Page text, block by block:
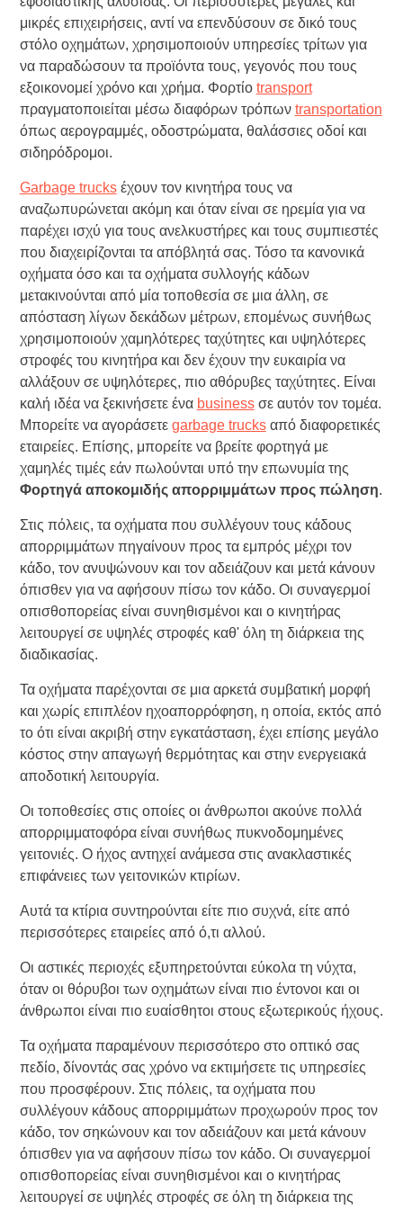
μικρές επιχειρήσεις, αντί να επενδύσουν σε δικό τους
στόλο οχημάτων, χρησιμοποιούν υπηρεσίες τρίτων για
να παραδώσουν τα προϊόντα τους, γεγονός που τους
εξοικονομεί χρόνο και χρήμα. Φορτίο transport
πραγματοποιείται μέσω διαφόρων τρόπων transportation
όπως αερογραμμές, οδοστρώματα, θαλάσσιες οδοί και
σιδηρόδρομοι.
Garbage trucksέχουν τον κινητήρα τους να
αναζωπυρώνεται ακόμη και όταν είναι σε ηρεμία για να
παρέχει ισχύ για τους ανελκυστήρες και τους συμπιεστές
που διαχειρίζονται τα απόβλητά σας. Τόσο τα κανονικά
οχήματα όσο και τα οχήματα συλλογής κάδων
μετακινούνται από μία τοποθεσία σε μια άλλη, σε
απόσταση λίγων δεκάδων μέτρων, επομένως συνήθως
χρησιμοποιούν χαμηλότερες ταχύτητες και υψηλότερες
στροφές του κινητήρα και δεν έχουν την ευκαιρία να
αλλάξουν σε υψηλότερες, πιο αθόρυβες ταχύτητες. Είναι
καλή ιδέα να ξεκινήσετε ένα businessσε αυτόν τον τομέα.
Μπορείτε να αγοράσετε garbage trucksαπό διαφορετικές
εταιρείες. Επίσης, μπορείτε να βρείτε φορτηγά με
χαμηλές τιμές εάν πωλούνται υπό την επωνυμία της
Φορτηγά αποκομιδής απορριμμάτων προς πώληση.
Στις πόλεις, τα οχήματα που συλλέγουν τους κάδους
απορριμμάτων πηγαίνουν προς τα εμπρός μέχρι τον
κάδο, τον ανυψώνουν και τον αδειάζουν και μετά κάνουν
όπισθεν για να αφήσουν πίσω τον κάδο. Οι συναγερμοί
οπισθοπορείας είναι συνηθισμένοι και ο κινητήρας
λειτουργεί σε υψηλές στροφές καθ' όλη τη διάρκεια της
διαδικασίας.
Τα οχήματα παρέχονται σε μια αρκετά συμβατική μορφή
και χωρίς επιπλέον ηχοαπορρόφηση, η οποία, εκτός από
το ότι είναι ακριβή στην εγκατάσταση, έχει επίσης μεγάλο
κόστος στην απαγωγή θερμότητας και στην ενεργειακά
αποδοτική λειτουργία.
Οι τοποθεσίες στις οποίες οι άνθρωποι ακούνε πολλά
απορριμματοφόρα είναι συνήθως πυκνοδομημένες
γειτονιές. Ο ήχος αντηχεί ανάμεσα στις ανακλαστικές
επιφάνειες των γειτονικών κτιρίων.
Αυτά τα κτίρια συντηρούνται είτε πιο συχνά, είτε από
περισσότερες εταιρείες από ό,τι αλλού.
Οι αστικές περιοχές εξυπηρετούνται εύκολα τη νύχτα,
όταν οι θόρυβοι των οχημάτων είναι πιο έντονοι και οι
άνθρωποι είναι πιο ευαίσθητοι στους εξωτερικούς ήχους.
Τα οχήματα παραμένουν περισσότερο στο οπτικό σας
πεδίο, δίνοντάς σας χρόνο να εκτιμήσετε τις υπηρεσίες
που προσφέρουν. Στις πόλεις, τα οχήματα που
συλλέγουν κάδους απορριμμάτων προχωρούν προς τον
κάδο, τον σηκώνουν και τον αδειάζουν και μετά κάνουν
όπισθεν για να αφήσουν πίσω τον κάδο. Οι συναγερμοί
οπισθοπορείας είναι συνηθισμένοι και ο κινητήρας
λειτουργεί σε υψηλές στροφές σε όλη τη διάρκεια της